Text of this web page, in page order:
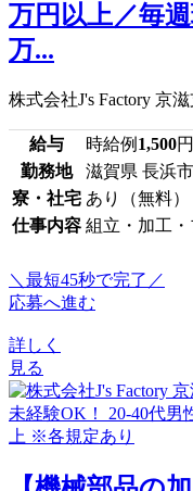
万円以上／毎
万...
株式会社J's Factory 京
給与 時給例 1,500円
勤務地
滋賀県 長浜市
寮・社宅 あり（無料）
仕事内容 組立・加工
＼最短45秒で完了／
応募へ進む
詳しく
見る